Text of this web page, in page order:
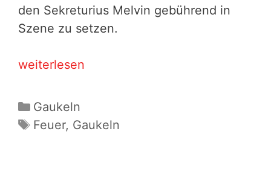
den Sekreturius Melvin gebührend in
Szene zu setzen.
weiterlesen
auf
Kategorien
Gaukeln
Schlagwörter
Feuer, Gaukeln